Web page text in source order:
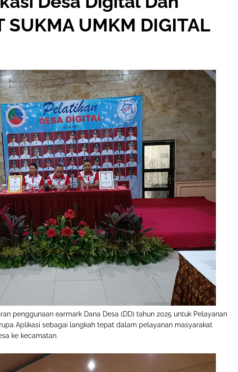
SUKMA UMKM DIGITAL
penggunaan earmark Dana Desa (DD) tahun 2025 untuk Pelayanan
Aplikasi sebagai langkah tepat dalam pelayanan masyarakat
ke kecamatan.